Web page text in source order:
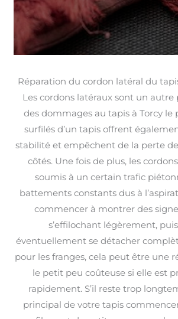
Réparation du cordon latéral du
Les cordons latéraux sont un
des dommages au tapis à Torcy le
surfilés d’un tapis offrent
stabilité et empêchent de la perte
côtés. Une fois de plus, les
soumis à un certain trafic
battements constants dus à
commencer à montrer des
s’effilochant légèrement,
éventuellement se détacher
pour les franges, cela peut être une
le petit peu coûteuse si elle est
rapidement. S’il reste trop
principal de votre tapis